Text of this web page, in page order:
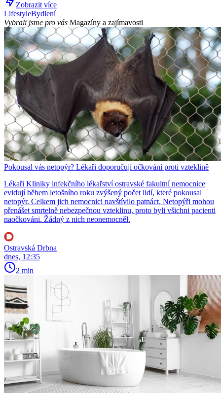
Zobrazit více
LifestyleBydlení
Vybrali jsme pro vás Magazíny a zajímavosti
Pokousal vás netopýr? Lékaři doporučují očkování proti vzteklině
Lékaři Kliniky infekčního lékařství ostravské fakultní nemocnice
evidují během letošního roku zvýšený počet lidí, které pokousal
netopýr. Celkem jich nemocnici navštívilo patnáct. Netopýři mohou
přenášet smrtelně nebezpečnou vzteklinu, proto byli všichni pacienti
naočkováni. Žádný z nich neonemocněl.
Ostravská Drbna
dnes, 12:35
2 min